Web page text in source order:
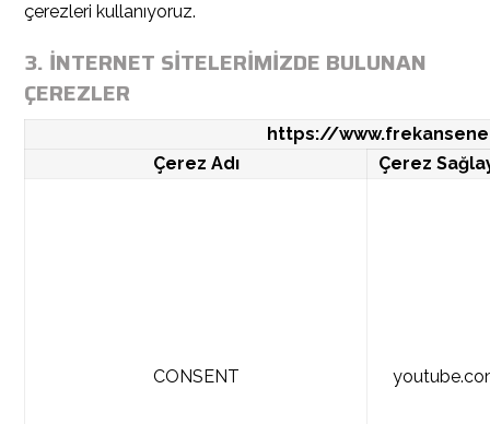
çerezleri kullanıyoruz.
3. İNTERNET SİTELERİMİZDE BULUNAN
ÇEREZLER
https://
Çerez Adı
Çerez
CONSENT